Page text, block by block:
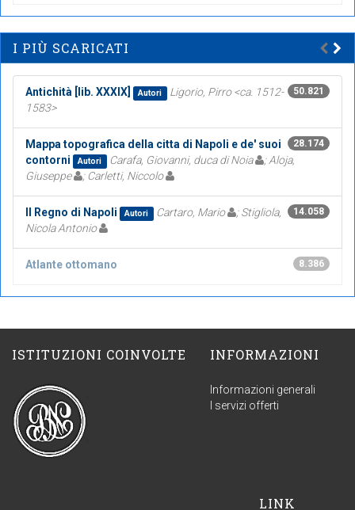
I PIÙ SCARICATI
50.821
Antichità [lib. XXXIX] Autori
Ligorio, Pirro <ca. 1512-
1583>
28.174
Mappa topografica della citta di Napoli e de' suoi
contorni
Autori Carafa, Giovanni, duca di Noia
; Aloja,
Giuseppe
; Carletti, Niccolo
14.058
Il Regno di Napoli Autori Cartaro, Mario
; Stigliola,
Nicola Antonio
8.386
Atlante ottomano
ISTITUZIONI COINVOLTE INFORMAZIONI
Informazioni generali
I servizi offerti
LINK